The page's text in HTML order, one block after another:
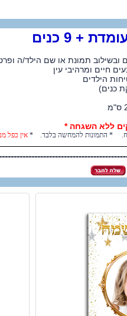
+ 9 כנים
ובשילוב תמונת או שם הילד/ה
חיים ומרהיבי עין
הילדים
כנים)
ללא השגחה *
אין כפל